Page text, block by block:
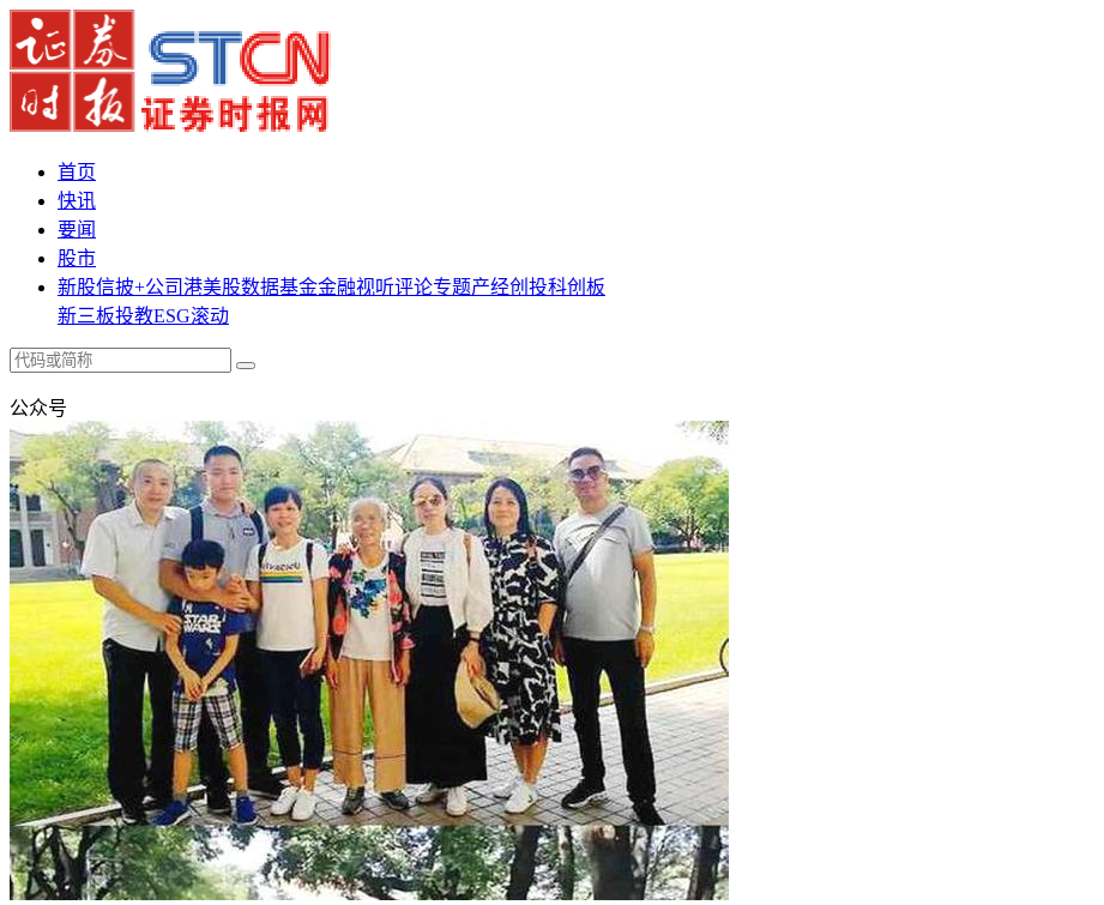
首页
快讯
要闻
股市
新股信披+公司港美股数据基金金融视听评论专题产经创投科创板
新三板投教ESG滚动
公众号